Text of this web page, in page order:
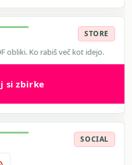
STORE
obliki. Ko rabiš več kot idejo.
si zbirke
SOCIAL